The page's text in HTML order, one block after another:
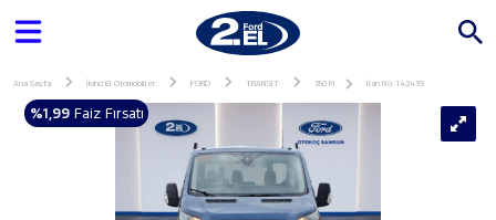
Ana Sayfa İkinci El Otomobiller FORD TRANSIT 350 M İlan No: 142439
%1,99Faiz Fırsatı